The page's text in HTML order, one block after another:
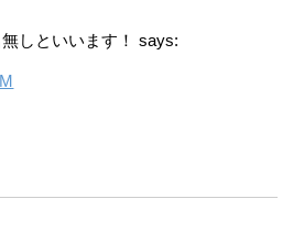
しといいます！
says: